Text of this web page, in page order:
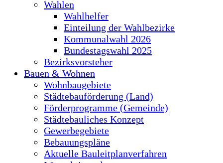
Wahlen
Wahlhelfer
Einteilung der Wahlbezirke
Kommunalwahl 2026
Bundestagswahl 2025
Bezirksvorsteher
Bauen & Wohnen
Wohnbaugebiete
Städtebauförderung (Land)
Förderprogramme (Gemeinde)
Städtebauliches Konzept
Gewerbegebiete
Bebauungspläne
Aktuelle Bauleitplanverfahren